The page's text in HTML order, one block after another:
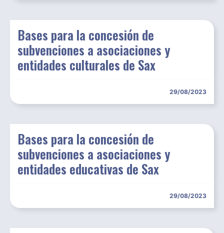
Bases para la concesión de
subvenciones a asociaciones y
entidades culturales de Sax
29/08/2023
Bases para la concesión de
subvenciones a asociaciones y
entidades educativas de Sax
29/08/2023